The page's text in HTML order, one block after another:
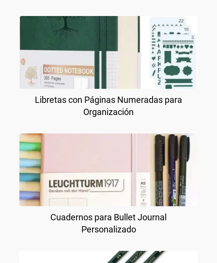
Libretas con Páginas Numeradas para
Organización
Cuadernos para Bullet Journal
Personalizado